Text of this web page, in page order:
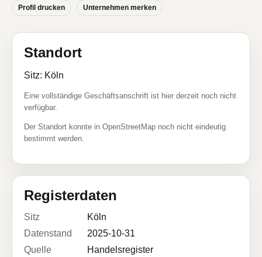
Profil drucken Unternehmen merken
Standort
Sitz: Köln
Eine vollständige Geschäftsanschrift ist hier derzeit noch nicht
verfügbar.
Der Standort konnte in OpenStreetMap noch nicht eindeutig
bestimmt werden.
Registerdaten
Sitz
Köln
Datenstand
2025-10-31
Quelle
Handelsregister